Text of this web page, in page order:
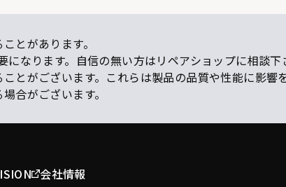
とがあります。
なります。自信の無い方はリペアショップに相談下
がございます。これらは製品の品質や性能に影響
合がございます。
会社情報